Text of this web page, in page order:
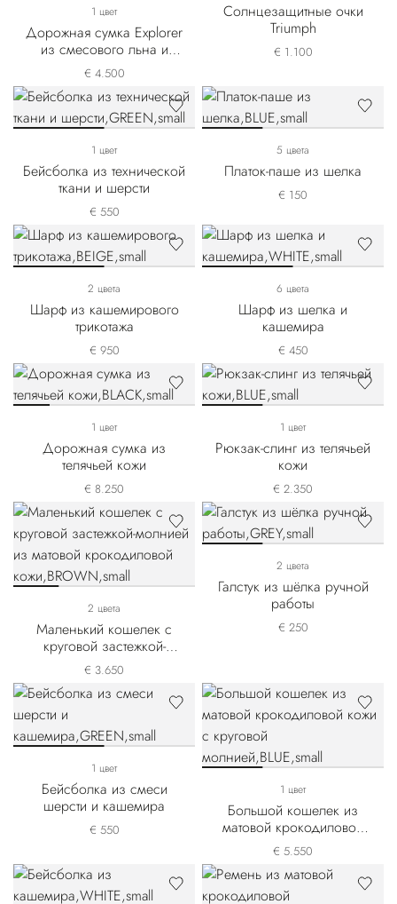
1 цвет
Дорожная сумка Explorer
из смесового льна и
телячьей кожи
€ 4.500
Солнцезащитные очки
Triumph
€ 1.100
1 цвет
Бейсболка из технической
ткани и шерсти
€ 550
5 цвета
Платок-паше из шелка
€ 150
2 цвета
Шарф из кашемирового
трикотажа
€ 950
6 цвета
Шарф из шелка и
кашемира
€ 450
1 цвет
Дорожная сумка из
телячьей кожи
€ 8.250
1 цвет
Рюкзак-слинг из телячьей
кожи
€ 2.350
2 цвета
Маленький кошелек с
круговой застежкой-
молнией из матовой
крокодиловой кожи
€ 3.650
2 цвета
Галстук из шёлка ручной
работы
€ 250
1 цвет
Бейсболка из смеси
шерсти и кашемира
€ 550
1 цвет
Большой кошелек из
матовой крокодиловой
кожи с круговой молнией
€ 5.550